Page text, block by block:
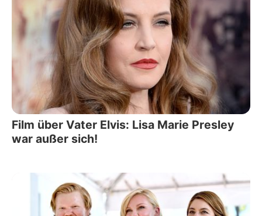
Film über Vater Elvis: Lisa Marie Presley
war außer sich!